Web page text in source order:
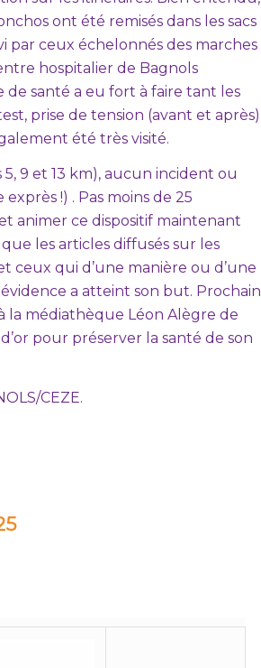
ont été remisés dans les sacs
par ceux échelonnés des marches
hospitalier de Bagnols
santé a eu fort à faire tant les
prise de tension (avant et après)
été très visité.
9 et 13 km), aucun incident ou
!) . Pas moins de 25
animer ce dispositif maintenant
les articles diffusés sur les
ceux qui d’une manière ou d’une
a atteint son but. Prochain
la médiathèque Léon Alègre de
pour préserver la santé de son
CEZE.